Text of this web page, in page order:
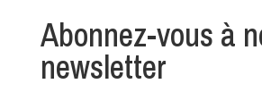
Abonnez-vous à
newsletter